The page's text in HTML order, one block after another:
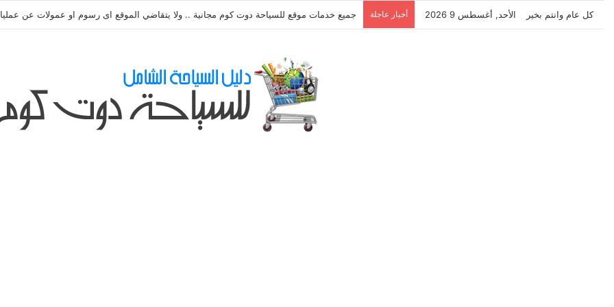
كل عام وانتم بخير الأحد, أغسطس 9 2026 أخبار عاجلة نتشرف بتلقي طلباتكم و استفسارتكم ... لو عندك سؤال او استفسار ماتدرددش فى طلب